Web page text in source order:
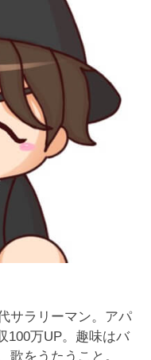
サラリーマン。アパ
100万UP。趣味はバ
歌をうたうこと。